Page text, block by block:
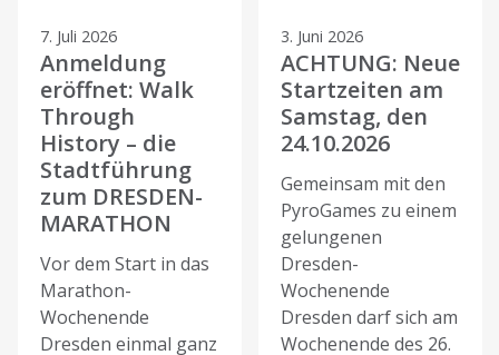
7. Juli 2026
Anmeldung
eröffnet: Walk
Through
History – die
Stadtführung
zum DRESDEN-
MARATHON
Vor dem Start in das
Marathon-
Wochenende
Dresden einmal ganz
3. Juni 2026
ACHTUNG: Neue
Startzeiten am
Samstag, den
24.10.2026
Gemeinsam mit den
PyroGames zu einem
gelungenen
Dresden-
Wochenende
Dresden darf sich am
Wochenende des 26.